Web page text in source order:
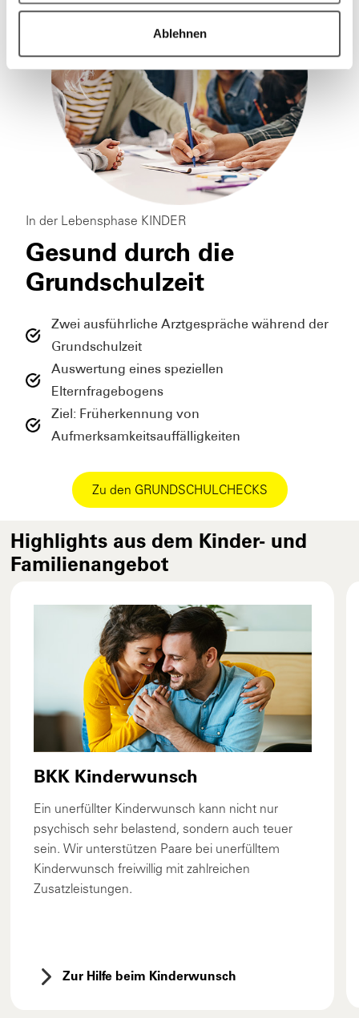
Ablehnen
In der Lebensphase KINDER
Gesund durch die
Grundschulzeit
Zwei ausführliche Arztgespräche während der
Grundschulzeit
Auswertung eines speziellen
Elternfragebogens
Ziel: Früherkennung von
Aufmerksamkeitsauffälligkeiten
Zu den GRUNDSCHULCHECKS
Highlights aus dem Kinder- und
Familienangebot
BKK Kinderwunsch
Ein unerfüllter Kinderwunsch kann nicht nur
psychisch sehr belastend, sondern auch teuer
sein. Wir unterstützen Paare bei unerfülltem
Kinderwunsch freiwillig mit zahlreichen
Zusatzleistungen.
Zur Hilfe beim Kinderwunsch